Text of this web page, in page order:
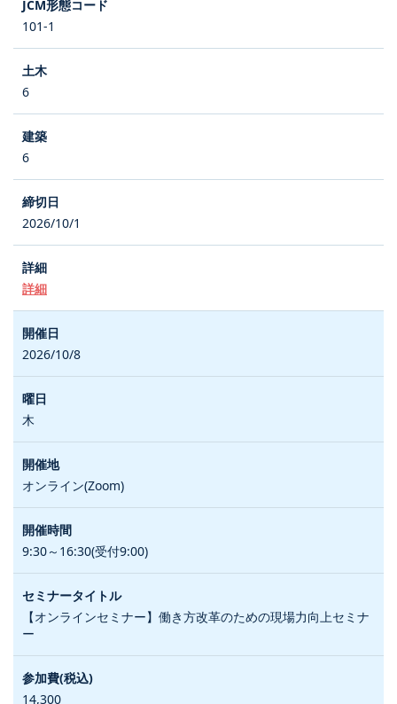
101-1
6
6
2026/10/1
詳細
2026/10/8
木
オンライン(Zoom)
9:30～16:30(受付9:00)
【オンラインセミナー】働き方改革のための現場力向上セミナ
ー
14,300